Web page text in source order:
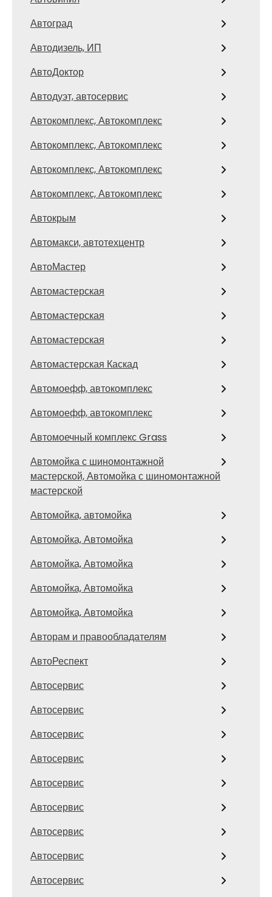
Автоград
Автодизель, ИП
АвтоДоктор
Автодуэт, автосервис
Автокомплекс, Автокомплекс
Автокомплекс, Автокомплекс
Автокомплекс, Автокомплекс
Автокомплекс, Автокомплекс
Автокрым
Автомакси, автотехцентр
АвтоМастер
Автомастерская
Автомастерская
Автомастерская
Автомастерская Каскад
Автомоефф, автокомплекс
Автомоефф, автокомплекс
Автомоечный комплекс Grass
Автомойка с шиномонтажной
мастерской, Автомойка с шиномонтажной
мастерской
Автомойка, автомойка
Автомойка, Автомойка
Автомойка, Автомойка
Автомойка, Автомойка
Автомойка, Автомойка
Авторам и правообладателям
АвтоРеспект
Автосервис
Автосервис
Автосервис
Автосервис
Автосервис
Автосервис
Автосервис
Автосервис
Автосервис